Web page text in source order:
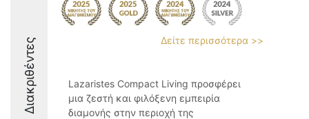
Διακριθέντες Δείτε περισσότερα >>
Lazaristes Compact Living προσφέρει
μια ζεστή και φιλόξενη εμπειρία
διαμονής στην περιοχή της